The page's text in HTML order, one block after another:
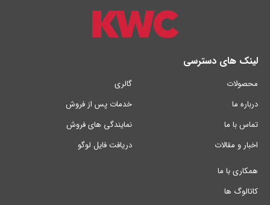
لینک های دسترسی
محصولات
درباره ما
تماس با ما
اخبار و مقالات
گالری
خدمات پس از فروش
نمایندگی های فروش
دریافت فایل لوگو
همکاری با ما
کاتالوگ ها